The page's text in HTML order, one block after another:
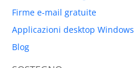
Firme e-mail gratuite
Applicazioni desktop Windows
Blog